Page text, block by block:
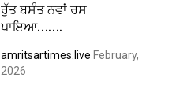
ਰੁੱਤ ਬਸੰਤ ਨਵਾਂ ਰਸ
ਪਾਇਆ…….
amritsartimes.live February,
2026